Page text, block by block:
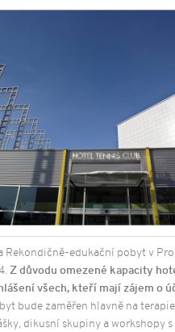
Rekondičně-edukační pobyt v
Z důvodu omezené kapacity
všech, kteří mají zájem o
bude zaměřen hlavně na
dikusní skupiny a workshopy